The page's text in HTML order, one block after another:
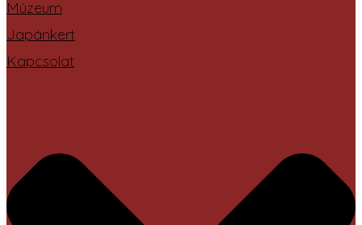
Múzeum
Japánkert
Kapcsolat